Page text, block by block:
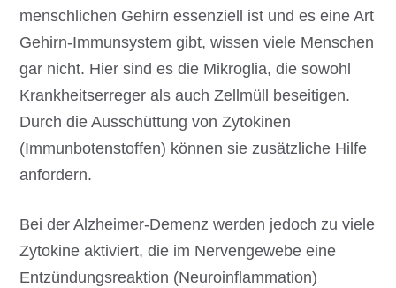
menschlichen Gehirn essenziell ist und es eine Art
Gehirn-Immunsystem gibt, wissen viele Menschen
gar nicht. Hier sind es die Mikroglia, die sowohl
Krankheitserreger als auch Zellmüll beseitigen.
Durch die Ausschüttung von Zytokinen
(Immunbotenstoffen) können sie zusätzliche Hilfe
anfordern.
Bei der Alzheimer-Demenz werden jedoch zu viele
Zytokine aktiviert, die im Nervengewebe eine
Entzündungsreaktion (Neuroinflammation)